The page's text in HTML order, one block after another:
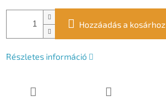
Hozzáadás a kosárhoz
Részletes információ